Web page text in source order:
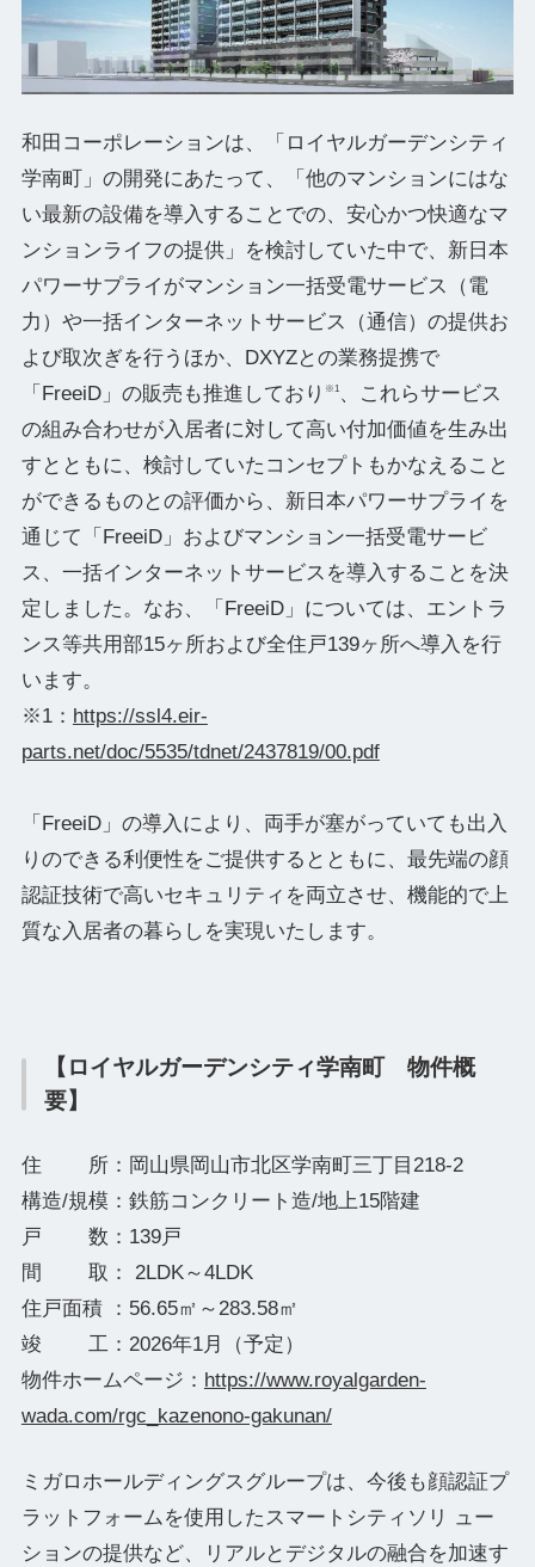
和田コーポレーションは、「ロイヤルガーデンシティ
学南町」の開発にあたって、「他のマンションにはな
い最新の設備を導入することでの、安心かつ快適なマ
ンションライフの提供」を検討していた中で、新日本
パワーサプライがマンション一括受電サービス（電
力）や一括インターネットサービス（通信）の提供お
よび取次ぎを行うほか、DXYZとの業務提携で
「FreeiD」の販売も推進しており ※1、これらサービス
の組み合わせが入居者に対して高い付加価値を生み出
すとともに、検討していたコンセプトもかなえること
ができるものとの評価から、新日本パワーサプライを
通じて「FreeiD」およびマンション一括受電サービ
ス、一括インターネットサービスを導入することを決
定しました。なお、「FreeiD」については、エントラ
ンス等共用部15ヶ所および全住戸139ヶ所へ導入を行
います。
※1： https://ssl4.eir-
parts.net/doc/5535/tdnet/2437819/00.pdf
「FreeiD」の導入により、両手が塞がっていても出入
りのできる利便性をご提供するとともに、最先端の顔
認証技術で高いセキュリティを両立させ、機能的で上
質な入居者の暮らしを実現いたします。
【ロイヤルガーデンシティ学南町 物件概
要】
住 所：岡山県岡山市北区学南町三丁目218-2
構造/規模：鉄筋コンクリート造/地上15階建
戸 数：139戸
間 取： 2LDK～4LDK
住戸面積 ：56.65㎡～283.58㎡
竣 工：2026年1月（予定）
物件ホームページ： https://www.royalgarden-
wada.com/rgc_kazenono-gakunan/
ミガロホールディングスグループは、今後も顔認証プ
ラットフォームを使用したスマートシティソリ ュー
ションの提供など、リアルとデジタルの融合を加速す